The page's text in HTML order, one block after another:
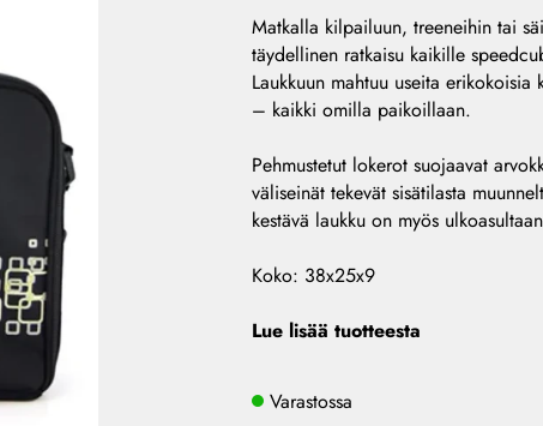
Matkalla kilpailuun, treeneihin tai
täydellinen ratkaisu kaikille
Laukkuun mahtuu useita
– kaikki omilla paikoillaan.
Pehmustetut lokerot suojaavat
väliseinät tekevät sisätilasta
kestävä laukku on myös
Koko: 38x25x9
Lue lisää tuotteesta
Varastossa